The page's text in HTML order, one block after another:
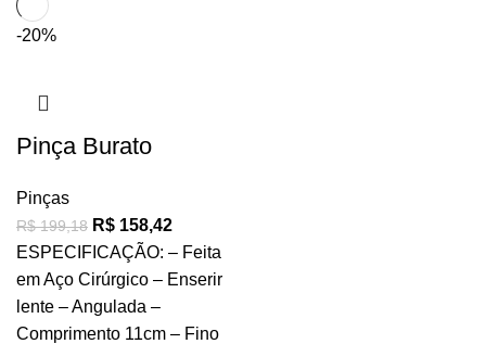
-20%
Pinça Burato
Pinças
R$199,18 R$ 158,42
ESPECIFICAÇÃO: – Feita
em Aço Cirúrgico – Enserir
lente – Angulada –
Comprimento 11cm – Fino